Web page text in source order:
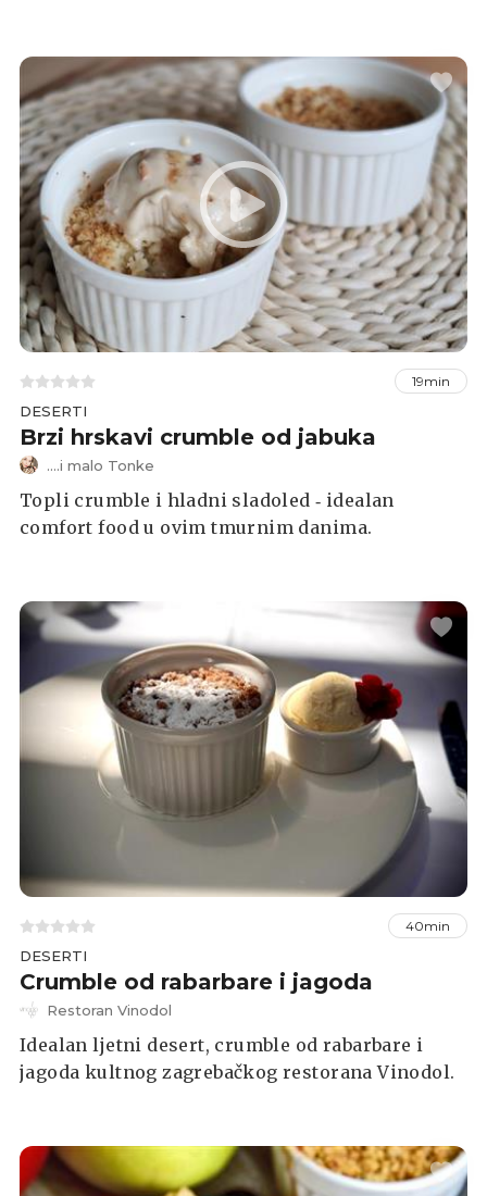
19min
DESERTI
Brzi hrskavi crumble od jabuka
....i malo Tonke
Topli crumble i hladni sladoled ‐ idealan
comfort food u ovim tmurnim danima.
40min
DESERTI
Crumble od rabarbare i jagoda
Restoran Vinodol
Idealan ljetni desert, crumble od rabarbare i
jagoda kultnog zagrebačkog restorana Vinodol.